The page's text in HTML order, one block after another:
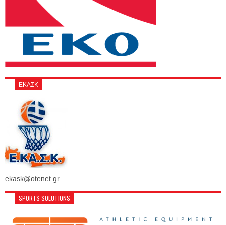
ΕΚΑΣΚ
ekask@otenet.gr
SPORTS SOLUTIONS